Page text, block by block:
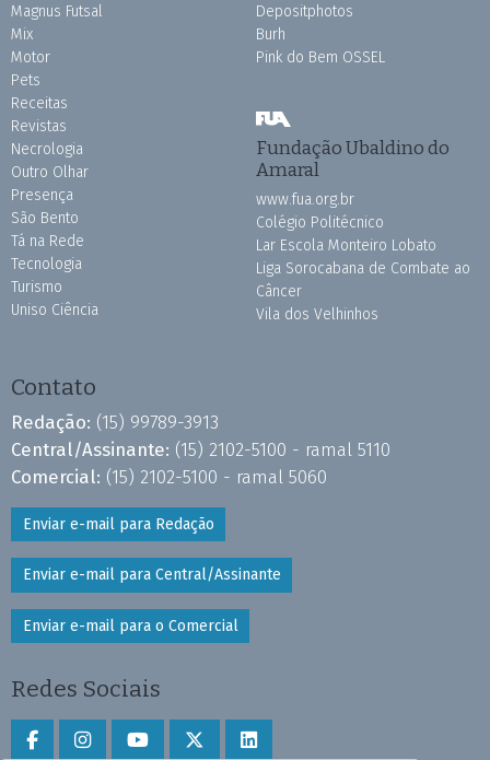
Magnus Futsal
Mix
Motor
Pets
Receitas
Revistas
Necrologia
Outro Olhar
Presença
São Bento
Tá na Rede
Tecnologia
Turismo
Uniso Ciência
Depositphotos
Burh
Pink do Bem OSSEL
Fundação Ubaldino do
Amaral
www.fua.org.br
Colégio Politécnico
Lar Escola Monteiro Lobato
Liga Sorocabana de Combate ao
Câncer
Vila dos Velhinhos
Contato
Redação: (15) 99789-3913
Central/Assinante: (15) 2102-5100 - ramal 5110
Comercial: (15) 2102-5100 - ramal 5060
Enviar e-mail para Redação
Enviar e-mail para Central/Assinante
Enviar e-mail para o Comercial
Redes Sociais